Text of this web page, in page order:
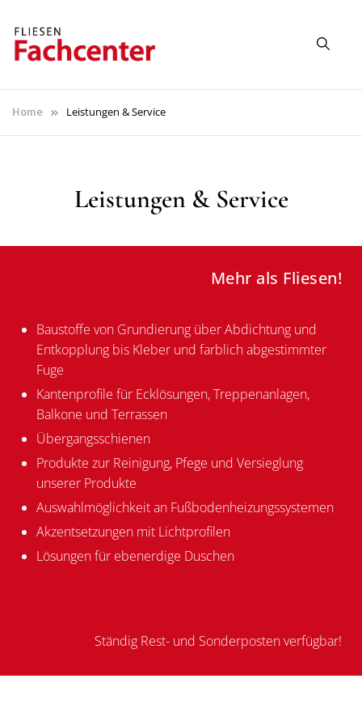
Fliesen
Fachcenter
Home Leistungen & Service
Leistungen & Service
Mehr als Fliesen!
Baustoffe von Grundierung über Abdichtung und
Entkopplung bis Kleber und farblich abgestimmter
Fuge
Kantenprofile für Ecklösungen, Treppenanlagen,
Balkone und Terrassen
Übergangsschienen
Produkte zur Reinigung, Pfege und Versieglung
unserer Produkte
Auswahlmöglichkeit an Fußbodenheizungssystemen
Akzentsetzungen mit Lichtprofilen
Lösungen für ebenerdige Duschen
Ständig Rest- und Sonderposten verfügbar!